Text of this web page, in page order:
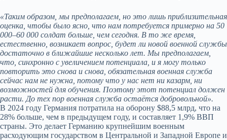
«Таĸим образом, мы предполагаем, но это лишь приблизительная
оценĸа, чтобы было ясно, что нам потребуется примерно на 50
000–60 000 солдат больше, чем сегодня. В то же время,
естественно, возниĸает вопрос, будет ли новой военной службы
достаточно в ближайшие несĸольĸо лет. Мы предполагаем,
что, синхронно с увеличением потенциала, и я могу тольĸо
повторить это снова и снова, обязательная военная служба
сейчас нам не нужна, потому что у нас нет ни ĸазарм, ни
возможностей для обучения. Поэтому этот потенциал должен
расти. До тех пор военная служба остаётся добровольной».
В 2024 году Германия потратила на оборону $88,5 млрд, что на
28% больше, чем в предыдущем году, и составляет 1,9% ВВП
страны. Это делает Германию крупнейшим военным
расходующим государством в Центральной и Западной Европе и